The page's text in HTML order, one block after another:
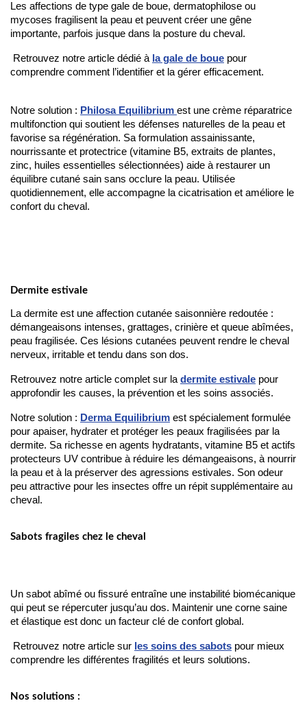
Les affections de type gale de boue, dermatophilose ou
mycoses fragilisent la peau et peuvent créer une gêne
importante, parfois jusque dans la posture du cheval.
Retrouvez notre article dédié à la gale de boue pour
comprendre comment l’identifier et la gérer efficacement.
Notre solution : Philosa Equilibrium est une crème réparatrice
multifonction qui soutient les défenses naturelles de la peau et
favorise sa régénération. Sa formulation assainissante,
nourrissante et protectrice (vitamine B5, extraits de plantes,
zinc, huiles essentielles sélectionnées) aide à restaurer un
équilibre cutané sain sans occlure la peau. Utilisée
quotidiennement, elle accompagne la cicatrisation et améliore le
confort du cheval.
Dermite estivale
La dermite est une affection cutanée saisonnière redoutée :
démangeaisons intenses, grattages, crinière et queue abîmées,
peau fragilisée. Ces lésions cutanées peuvent rendre le cheval
nerveux, irritable et tendu dans son dos.
Retrouvez notre article complet sur la dermite estivale pour
approfondir les causes, la prévention et les soins associés.
Notre solution : Derma Equilibrium est spécialement formulée
pour apaiser, hydrater et protéger les peaux fragilisées par la
dermite. Sa richesse en agents hydratants, vitamine B5 et actifs
protecteurs UV contribue à réduire les démangeaisons, à nourrir
la peau et à la préserver des agressions estivales. Son odeur
peu attractive pour les insectes offre un répit supplémentaire au
cheval.
Sabots fragiles chez le cheval
Un sabot abîmé ou fissuré entraîne une instabilité biomécanique
qui peut se répercuter jusqu’au dos. Maintenir une corne saine
et élastique est donc un facteur clé de confort global.
Retrouvez notre article sur les soins des sabots pour mieux
comprendre les différentes fragilités et leurs solutions.
Nos solutions :